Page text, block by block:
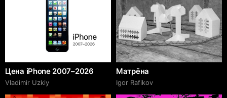
Цена iPhone 2007–2026
Vladimir Uzkiy
Матрёна
Igor Rafikov